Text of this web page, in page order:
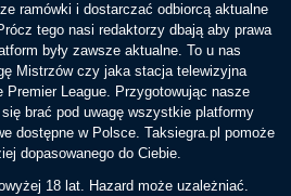
ramówki i dostarczać odbiorcą aktualne
tego nasi redaktorzy dbają aby prawa
były zawsze aktualne. To u nas
Mistrzów czy jaka stacja telewizyjna
League. Przygotowując nasze
brać pod uwagę wszystkie platformy
dostępne w Polsce. Taksiegra.pl pomoże
dopasowanego do Ciebie.
18 lat. Hazard może uzależniać.